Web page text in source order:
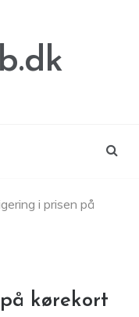
i prisen på
kørekort